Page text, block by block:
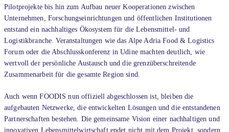
Pilotprojekte bis hin zum Aufbau neuer Kooperationen zwischen
Unternehmen, Forschungseinrichtungen und öffentlichen Institutionen
entstand ein nachhaltiges Ökosystem für die Lebensmittel- und
Logistikbranche. Veranstaltungen wie das Alpe Adria Food & Logistics
Forum oder die Abschlusskonferenz in Udine machten deutlich, wie
wertvoll der persönliche Austausch und die grenzüberschreitende
Zusammenarbeit für die gesamte Region sind.
Auch wenn FOODIS nun offiziell abgeschlossen ist, bleiben die
aufgebauten Netzwerke, die entwickelten Lösungen und die entstandenen
Partnerschaften bestehen. Die gemeinsame Vision einer nachhaltigen und
innovativen Lebensmittelwirtschaft endet nicht mit dem Projekt, sondern